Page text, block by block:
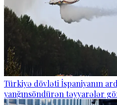
Türkiyə dövləti İspaniyanın
yanğınsöndürən təyyarələr